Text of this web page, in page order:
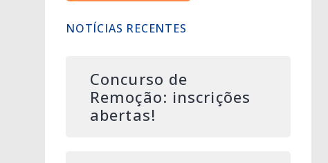
NOTÍCIAS RECENTES
Concurso de
Remoção: inscrições
abertas!